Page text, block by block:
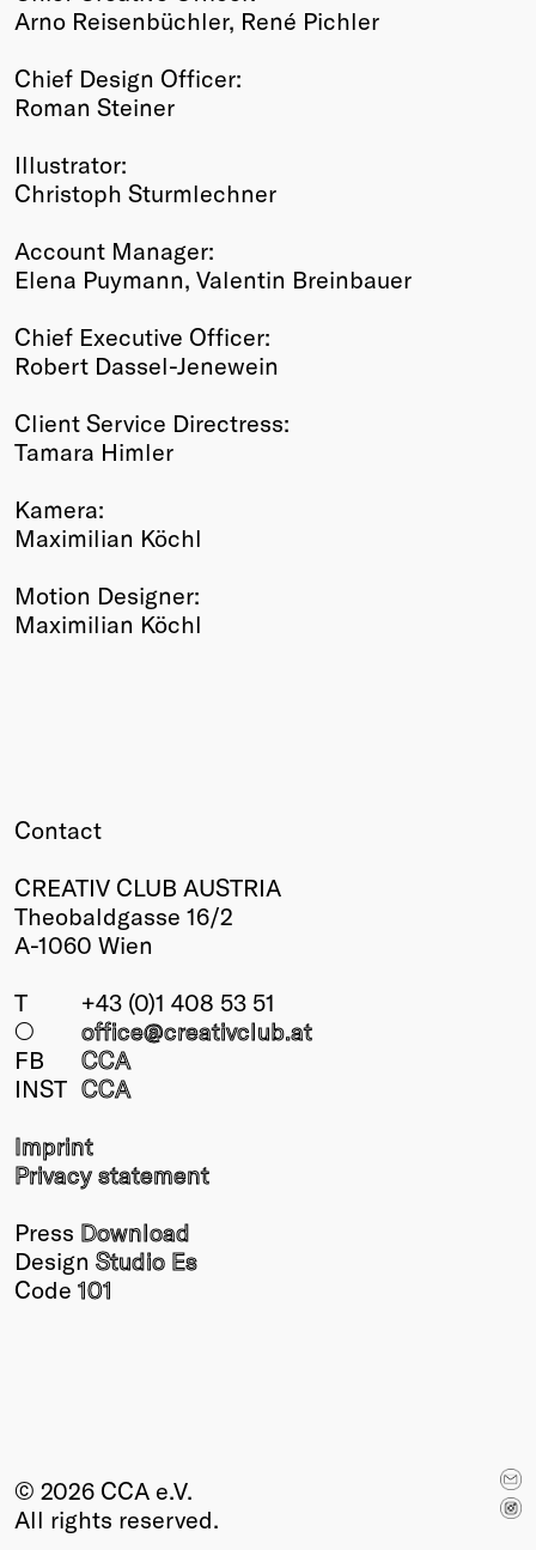
Arno Reisenbüchler, René Pichler
Chief Design Officer:
Roman Steiner
Illustrator:
Christoph Sturmlechner
Account Manager:
Elena Puymann, Valentin Breinbauer
Chief Executive Officer:
Robert Dassel-Jenewein
Client Service Directress:
Tamara Himler
Kamera:
Maximilian Köchl
Motion Designer:
Maximilian Köchl
Contact
CREATIV CLUB AUSTRIA
Theobaldgasse 16/2
A-1060 Wien
T
+43 (0)1 408 53 51
○
office@creativclub.at
FB
CCA
INST CCA
Imprint
Privacy statement
Press Download
Design Studio Es
Code 101
© 2026 CCA e.V.
All rights reserved.